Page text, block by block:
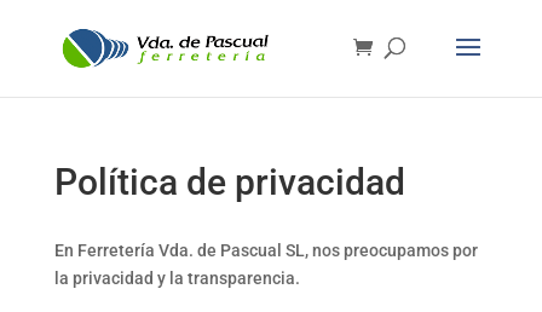
Política de privacidad
En Ferretería Vda. de Pascual SL, nos preocupamos por
la privacidad y la transparencia.